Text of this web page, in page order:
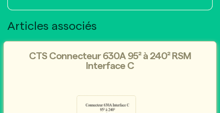
Articles associés
CTS Connecteur 630A 95² à 240² RSM
Interface C